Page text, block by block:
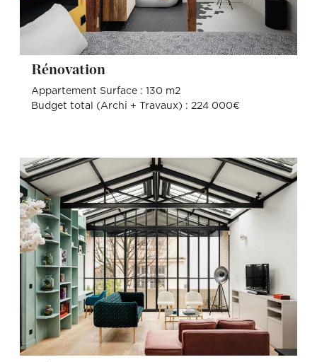
Rénovation
Appartement Surface : 130 m2
Budget total (Archi + Travaux) : 224 000€